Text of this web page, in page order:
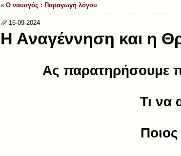
« O ναυαγός : Παραγωγή λόγου
16-09-2024
Η Αναγέννηση και η
Ας παρατηρήσουμε
Τι να